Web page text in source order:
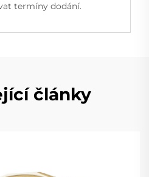
termíny dodání.
články